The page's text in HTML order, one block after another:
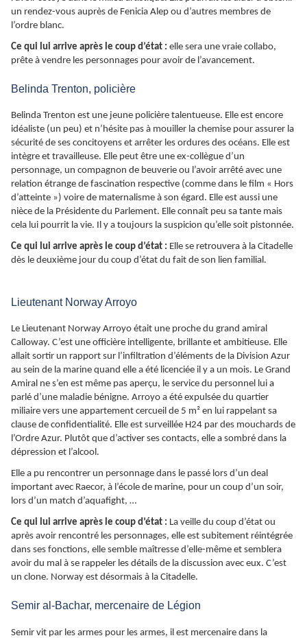
un rendez-vous auprès de Fenicia Alep ou d’autres membres de
l’ordre blanc.
Ce qui lui arrive après le coup d’état : elle sera une vraie collabo,
prête à vendre les personnages pour avoir de l’avancement.
Belinda Trenton, policière
Belinda Trenton est une jeune policière talentueuse. Elle est encore
idéaliste (un peu) et n’hésite pas à mouiller la chemise pour assurer la
sécurité de ses concitoyens et arrêter les ordures des océans. Elle est
intègre et travailleuse. Elle peut être une ex-collègue d’un
personnage, un compagnon de beuverie ou l’avoir arrêté avec une
relation étrange de fascination respective (comme dans le film « Hors
d’atteinte ») voire de maternalisme à son égard. Elle est aussi une
nièce de la Présidente du Parlement. Elle connaît peu sa tante mais
cela lui pourrit la vie. Il y a toujours la suspicion qu’elle soit pistonnée.
Ce qui lui arrive après le coup d’état : Elle se retrouvera à la Citadelle
dès le deuxième jour du coup d’état du fait de son lien familial.
Lieutenant Norway Arroyo
Le Lieutenant Norway Arroyo était une proche du grand amiral
Calloway. C’est une officière intelligente, brillante et ambitieuse. Elle
allait sortir un rapport sur l’infiltration d’éléments de la Division Azur
au sein de la marine quand elle a été licenciée il y a un mois. Le Grand
Amiral ne s’en est même pas aperçu, le service du personnel lui a
parlé d’une maladie bénigne. Arroyo a été expulsée du quartier
miliaire vers une appartement cercueil de 5 m² en lui rappelant sa
clause de confidentialité. Elle est surveillée H24 par des mouchards de
l’Ordre Azur. Plutôt que d’activer ses contacts, elle a sombré dans la
dépression et l’alcool.
Elle a pu rencontrer un personnage dans le passé lors d’un deal
important avec Raecor, à l’école de marine, pour un coup d’un soir,
lors d’un match d’aquafight, …
Ce qui lui arrive après le coup d’état : La veille du coup d’état ou
après avoir rencontré les personnages, elle est subitement réintégrée
dans ses fonctions, elle semble maîtresse d’elle-même et semblera
avoir du mal à se rappeler les détails de la discussion avec eux. C’est
un clone. Norway est désormais à la Citadelle.
Semir al-Bachar, mercenaire de Légion
Semir vit par les armes pour les armes, il est mercenaire dans la